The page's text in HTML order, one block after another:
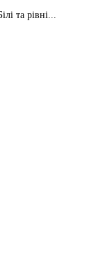
та рівні...